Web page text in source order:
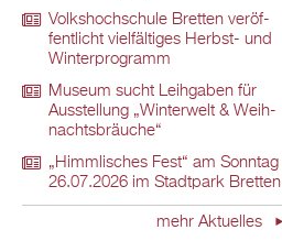
Volks­hoch­schu­le Brett­en ver­öf­
fent­licht viel­fäl­ti­ges Herbst- und
Win­ter­pro­gramm
Mu­se­um sucht Leih­ga­ben für
Aus­stel­lung „Win­ter­welt & Weih­
nachts­bräu­che“
„Himm­li­sches Fest“ am Sonn­tag
26.07.2026 im Stadt­park Brett­en
mehr Ak­tu­el­les